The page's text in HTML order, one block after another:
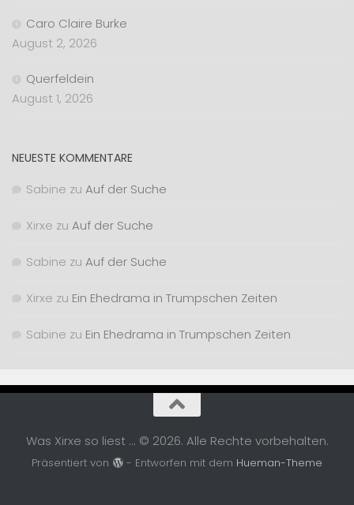
Caro Claire Burke
August 2, 2026
Querfeldein
August 1, 2026
NEUESTE KOMMENTARE
Sabine zu Auf der Suche
Xirxe zu Auf der Suche
Sabine zu Auf der Suche
Xirxe zu Ein Ehedrama in Trumpschen Zeiten
Sabine zu Ein Ehedrama in Trumpschen Zeiten
Was Xirxe so liest ... © 2026. Alle Rechte vorbehalten.
Präsentiert von - Entworfen mit dem Hueman-Theme